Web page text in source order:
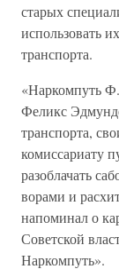
старых
использовать
транспорта.
«Наркомпуть
Феликс
транспорта,
комиссариату
разоблачать
ворами и
напоминал о
Советской
Наркомпуть».